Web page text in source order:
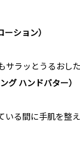
ション）
ラッとうるおし
グ ハンドバター）
る間に手肌を整